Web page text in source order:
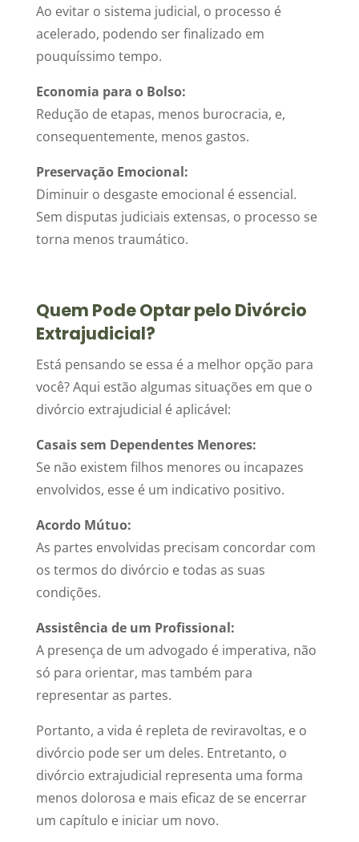
Ao evitar o sistema judicial, o processo é
acelerado, podendo ser finalizado em
pouquíssimo tempo.
Economia para o Bolso:
Redução de etapas, menos burocracia, e,
consequentemente, menos gastos.
Preservação Emocional:
Diminuir o desgaste emocional é essencial.
Sem disputas judiciais extensas, o processo se
torna menos traumático.
Quem Pode Optar pelo Divórcio
Extrajudicial?
Está pensando se essa é a melhor opção para
você? Aqui estão algumas situações em que o
divórcio extrajudicial é aplicável:
Casais sem Dependentes Menores:
Se não existem filhos menores ou incapazes
envolvidos, esse é um indicativo positivo.
Acordo Mútuo:
As partes envolvidas precisam concordar com
os termos do divórcio e todas as suas
condições.
Assistência de um Profissional:
A presença de um advogado é imperativa, não
só para orientar, mas também para
representar as partes.
Portanto, a vida é repleta de reviravoltas, e o
divórcio pode ser um deles. Entretanto, o
divórcio extrajudicial representa uma forma
menos dolorosa e mais eficaz de se encerrar
um capítulo e iniciar um novo.